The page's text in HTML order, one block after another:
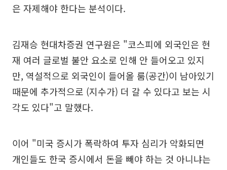
은 자제해야 한다는 분석이다.
김재승 현대차증권 연구원은 "코스피에 외국인은 현
재 여러 글로벌 불안 요소로 인해 안 들어오고 있지
만, 역설적으로 외국인이 들어올 룸(공간)이 남아있기
때문에 추가적으로 (지수가) 더 갈 수 있다고 보는 시
각도 있다"고 말했다.
이어 "미국 증시가 폭락하여 투자 심리가 악화되면
개인들도 한국 증시에서 돈을 빼야 하는 것 아니냐는